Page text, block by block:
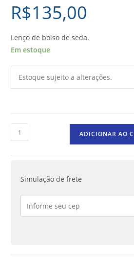
R$135,00
Lenço de bolso de seda.
Em estoque
Estoque sujeito a alterações.
ADICIONAR AO
Simulação de frete